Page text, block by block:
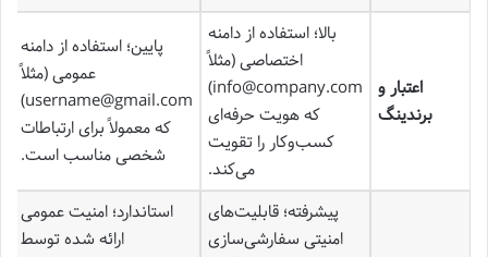
اعتبار و
برندینگ
بالا؛ استفاده از دامنه
اختصاصی (مثلاً
info@company.com)
که هویت حرفه‌ای
کسب‌وکار را تقویت
می‌کند.
پایین؛ استفاده از دامنه
عمومی (مثلاً
username@gmail.com)
که معمولاً برای ارتباطات
شخصی مناسب است.
پیشرفته؛ قابلیت‌های
امنیتی سفارشی‌سازی
استاندارد؛ امنیت عمومی
ارائه شده توسط